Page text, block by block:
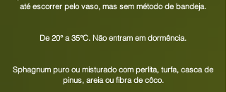
até escorrer pelo vaso, mas sem método de bandeja.
De 20° a 35°C. Não entram em dormência.
Sphagnum puro ou misturado com perlita, turfa, casca de
pinus, areia ou fibra de côco.